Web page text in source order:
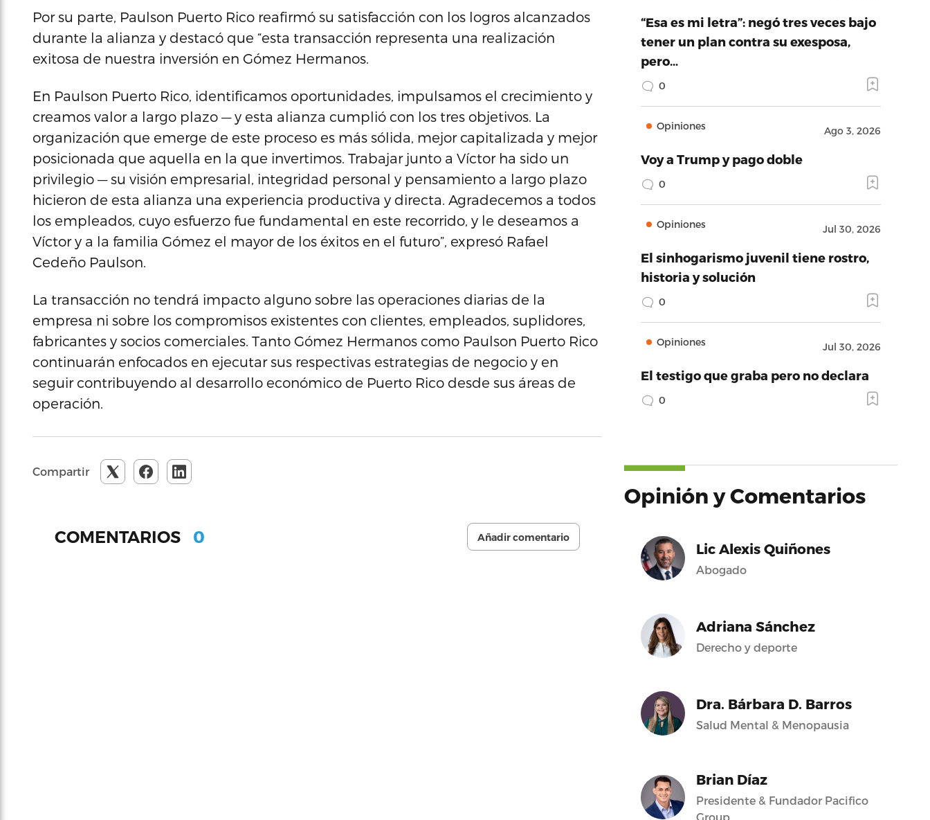
Por su parte, Paulson Puerto Rico reafirmó su satisfacción con los logros alcanzados
durante la alianza y destacó que “esta transacción representa una realización
exitosa de nuestra inversión en Gómez Hermanos.
En Paulson Puerto Rico, identificamos oportunidades, impulsamos el crecimiento y
creamos valor a largo plazo — y esta alianza cumplió con los tres objetivos. La
organización que emerge de este proceso es más sólida, mejor capitalizada y mejor
posicionada que aquella en la que invertimos. Trabajar junto a Víctor ha sido un
privilegio — su visión empresarial, integridad personal y pensamiento a largo plazo
hicieron de esta alianza una experiencia productiva y directa. Agradecemos a todos
los empleados, cuyo esfuerzo fue fundamental en este recorrido, y le deseamos a
Víctor y a la familia Gómez el mayor de los éxitos en el futuro”, expresó Rafael
Cedeño Paulson.
La transacción no tendrá impacto alguno sobre las operaciones diarias de la
empresa ni sobre los compromisos existentes con clientes, empleados, suplidores,
fabricantes y socios comerciales. Tanto Gómez Hermanos como Paulson Puerto Rico
continuarán enfocados en ejecutar sus respectivas estrategias de negocio y en
seguir contribuyendo al desarrollo económico de Puerto Rico desde sus áreas de
operación.
Compartir
COMENTARIOS 0 Añadir comentario
“Esa es mi letra”: negó tres veces bajo
tener un plan contra su exesposa,
pero…
0
Opiniones Ago 3, 2026
Voy a Trump y pago doble
0
Opiniones Jul 30, 2026
El sinhogarismo juvenil tiene rostro,
historia y solución
0
Opiniones Jul 30, 2026
El testigo que graba pero no declara
0
Opinión y Comentarios
Lic Alexis Quiñones
Abogado
Adriana Sánchez
Derecho y deporte
Dra. Bárbara D. Barros
Salud Mental & Menopausia
Brian Díaz
Presidente & Fundador Pacifico
Group